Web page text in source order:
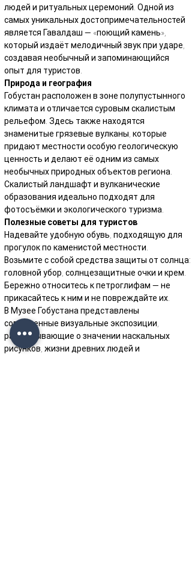
людей и ритуальных церемоний. Одной из
самых уникальных достопримечательностей
является Гавалдаш — «поющий камень»,
который издаёт мелодичный звук при ударе,
создавая необычный и запоминающийся
опыт для туристов.
Природа и география
Гобустан расположен в зоне полупустынного
климата и отличается суровым скалистым
рельефом. Здесь также находятся
знаменитые грязевые вулканы, которые
придают местности особую геологическую
ценность и делают её одним из самых
необычных природных объектов региона.
Скалистый ландшафт и вулканические
образования идеально подходят для
фотосъёмки и экологического туризма.
Полезные советы для туристов
Надевайте удобную обувь, подходящую для
прогулок по каменистой местности.
Возьмите с собой средства защиты от солнца:
головной убор, солнцезащитные очки и крем.
Бережно относитесь к петроглифам — не
прикасайтесь к ним и не повреждайте их.
В Музее Гобустана представлены
современные визуальные экспозиции,
рассказывающие о значении наскальных
рисунков, жизни древних людей и